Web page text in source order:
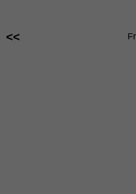
<<